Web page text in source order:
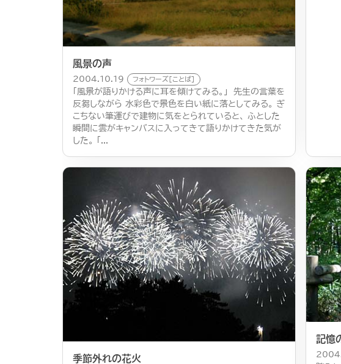
風景の声
2004.10.19 フォトワーズ[ことば]
「風景が語りかける声に耳を傾けてみる。」 先生の言葉を
反芻しながら 水彩色で景色を白い紙に落としてみる。 ぎ
こちない筆運びで建物に気をとられていると、 ふとした
瞬間に雲がキャンバスに入ってきて語りかけてきた気が
した。 「...
季節外れの花火
記憶